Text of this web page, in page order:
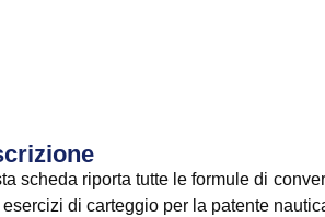
scheda riporta tutte le formule di
di carteggio per la patente